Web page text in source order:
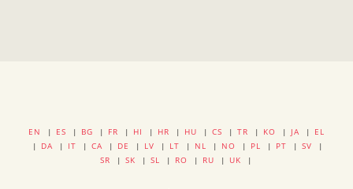
EN | ES | BG | FR | HI | HR | HU | CS | TR | KO | JA | EL
| DA | IT | CA | DE | LV | LT | NL | NO | PL | PT | SV |
SR | SK | SL | RO | RU | UK |